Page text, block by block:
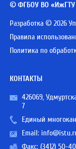
© ФГБОУ ВО «ИжГТУ
Разработка © 2026
Правила
Политика по
КОНТАКТЫ
426069,
7
Единый
Email:
Факс: (3412) 50-